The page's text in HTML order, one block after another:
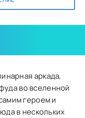
аркада,
во вселенной
героем и
в нескольких